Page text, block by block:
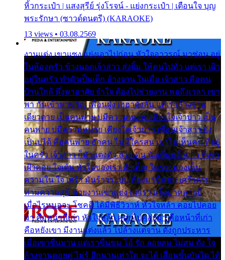
หิ้วกระเป๋า | แสงสุรีย์ รุ่งโรจน์ - แย่งกระเป๋า | เตือนใจ บุญ
พระรักษา (ซาวด์ดนตรี) (KARAOKE)
13 views • 03.08.2569
งานแต่ง เขาแซง แย่งเอาไปก่อน หัวใจอาวรณ์ มาซ่อน อยู่
ในห้องครัว ข้างนอกเจ้าสาว ส่งยิ้ม ให้คนไปทั่ว แต่เรา เฝ้า
อยู่ในครัว ทำตัวเป็นเด็ก ล้างจาน ในเมื่อ เจ้าสาว คือคน
บ้านใกล้ พึ่งพาอาศัย จำใจ ต้องไปช่วยงาน พอถึงเวลา เขา
พา กันเข้าพาขวัญ เพื่อนฝูง เฮฮาดังลั่น แต่เราล้างจาน
เดียวดาย เป็นคนพ่าย บ่มีความหมาย เคียงใจเจ้าบ่าว เป็น
คนพ่าย บ่มีความหมาย เคียงใจเจ้าบ่าว เพื่อนเจ้าสาว ยัง
เป็นบ่ได้ คือคนพ่าย ฮักคน ไม่มีใครสน เขาไม่เห็นคน ที่อยู่
ในครัว เจ้าสาว ก็มัวแต่งตัว สวยเด่น นั่งเคียงเจ้าบ่าว ที่เขา
เฝ้าคอย ใจเต้น หัวใจของเรา ลำเค็ญ ใครจะมองเห็น
ความใน ใจ เศร้า มันร้าวระบม ต้องมาขื่นขม เศร้าตรม
ท่ามความสุขี ช่วยงานเขาแต่ง แต่เรา แล้งมาหลายปี
เมื่อไรหนอจะ โชคดี ได้มีพิธีวิวาห์ หัวใจหล้า คอยไปคอย
มา คือหน้าที่เก่า หัวใจหล้า คอยไปคอยมา คือหน้าที่เก่า
คือหยังเขา มีงานแต่งแล้ว ไปล้างแต่จาน ดั่งถูกประหาร
เมื่อเขาชื่นบาน แต่เราขื่นขม โอ้ รัก ลอยลม ไม่สม ดัง ใจ
ล้างจานคอยคู่ ไม่รู้ อีกนานเท่าใด จะได้ เลื่อนขั้นบันได ได้